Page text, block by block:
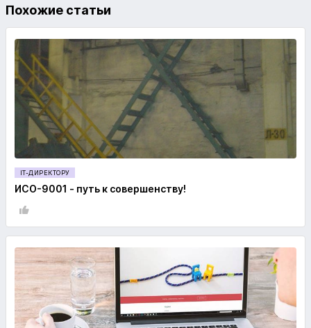
Похожие статьи
IT-ДИРЕКТОРУ
ИСО-9001 - путь к совершенству!